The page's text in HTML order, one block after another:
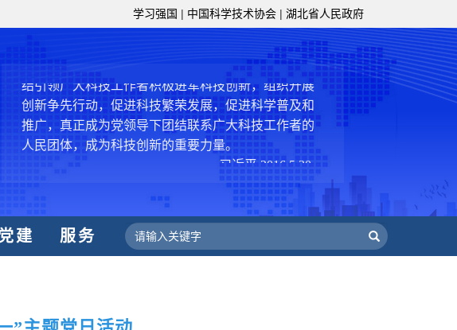
学习强国 | 中国科学技术协会 | 湖北省人民政府
创新驱动发展服务、为提高全民科学素质服务、为党
和政府科学决策服务的职责定位,推动开放型、枢纽
型、平台型科协组织建设，接长手臂，扎根基层，团
结引领广大科技工作者积极进军科技创新，组织开展
创新争先行动，促进科技繁荣发展，促进科学普及和
推广，真正成为党领导下团结联系广大科技工作者的
人民团体，成为科技创新的重要力量。
——习近平 2016.5.30
中国科协要肩负起党和政府联系科技工作者桥梁
和纽带的职责，坚持为科技工作者服务、为创新驱动
发展服务、为提高全民科学素质服务、为党和政府科
学决策服务，更广泛地把广大科技工作者团结在党的
合作，为全面建设社会主义现代化国家、推动构建人
建 服务